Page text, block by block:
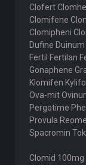
Clofert
Clomifene
Clomipheni
Dufine
Fertil Fertilan
Gonaphene
Klomifen
Ova-mit
Pergotime
Provula
Spacromin
Clomid 100mg